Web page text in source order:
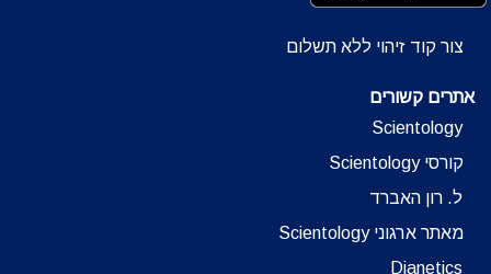
צור קוד זיהוי ללא תשלום
אתרים קשורים
Scientology
קורסי Scientology
ל. רון האברד
מאתר ארגוני Scientology
Dianetics